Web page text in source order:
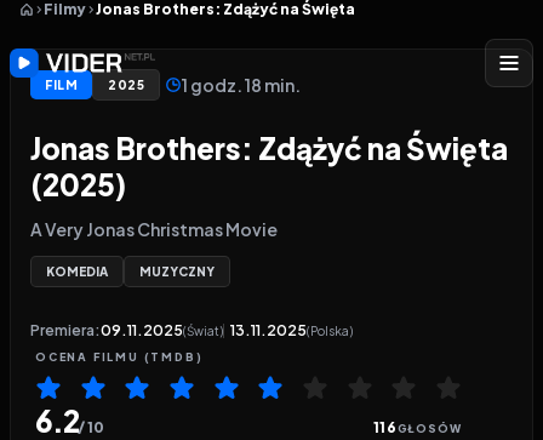
Filmy Jonas Brothers: Zdążyć na Święta
FILM 2025 1 godz. 18 min.
Jonas Brothers: Zdążyć na Święta
(2025)
A Very Jonas Christmas Movie
KOMEDIA MUZYCZNY
Premiera:09.11.2025(Świat) 13.11.2025(Polska)
OCENA FILMU (TMDB)
6.2/ 10 116GŁOSÓW